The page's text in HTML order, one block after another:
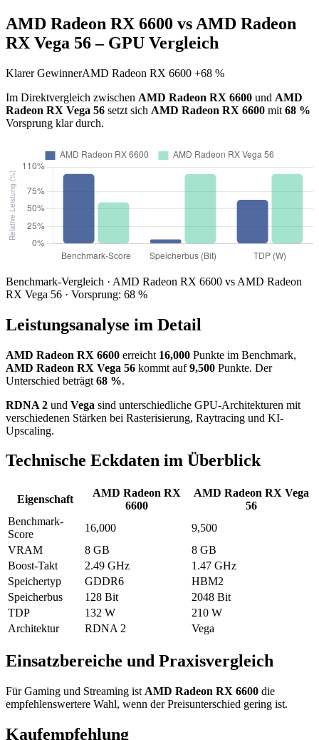
AMD Radeon RX 6600 vs AMD Radeon
RX Vega 56 – GPU Vergleich
Klarer GewinnerAMD Radeon RX 6600 +68 %
Im Direktvergleich zwischen AMD Radeon RX 6600 und AMD
Radeon RX Vega 56 setzt sich AMD Radeon RX 6600 mit 68 %
Vorsprung klar durch.
Benchmark-Vergleich · AMD Radeon RX 6600 vs AMD Radeon
RX Vega 56 · Vorsprung: 68 %
Leistungsanalyse im Detail
AMD Radeon RX 6600 erreicht 16,000 Punkte im Benchmark,
AMD Radeon RX Vega 56 kommt auf9,500 Punkte. Der
Unterschied beträgt 68 %.
RDNA 2 und Vega sind unterschiedliche GPU-Architekturen mit
verschiedenen Stärken bei Rasterisierung, Raytracing und KI-
Upscaling.
Technische Eckdaten im Überblick
Eigenschaft
AMD Radeon RX
6600
AMD Radeon RX Vega
56
Benchmark-
Score
16,000
9,500
VRAM
8 GB
8 GB
Boost-Takt
2.49 GHz
1.47 GHz
Speichertyp
GDDR6
HBM2
Speicherbus
128 Bit
2048 Bit
TDP
132 W
210 W
Architektur
RDNA 2 Vega
Einsatzbereiche und Praxisvergleich
Für Gaming und Streaming ist AMD Radeon RX 6600 die
empfehlenswertere Wahl, wenn der Preisunterschied gering ist.
Kaufempfehlung